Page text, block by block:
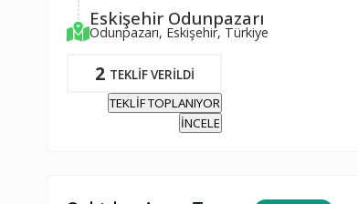
Eskişehir Odunpazarı
Odunpazarı, Eskişehir, Türkiye
2 TEKLİF VERİLDİ
TEKLİF TOPLANIYOR
İNCELE